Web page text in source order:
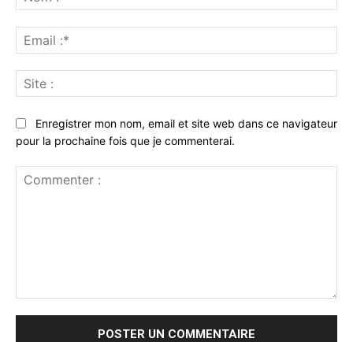
:*
:*
:
Enregistrer mon nom, email et site web dans ce navigateur
pour la prochaine fois que je commenterai.